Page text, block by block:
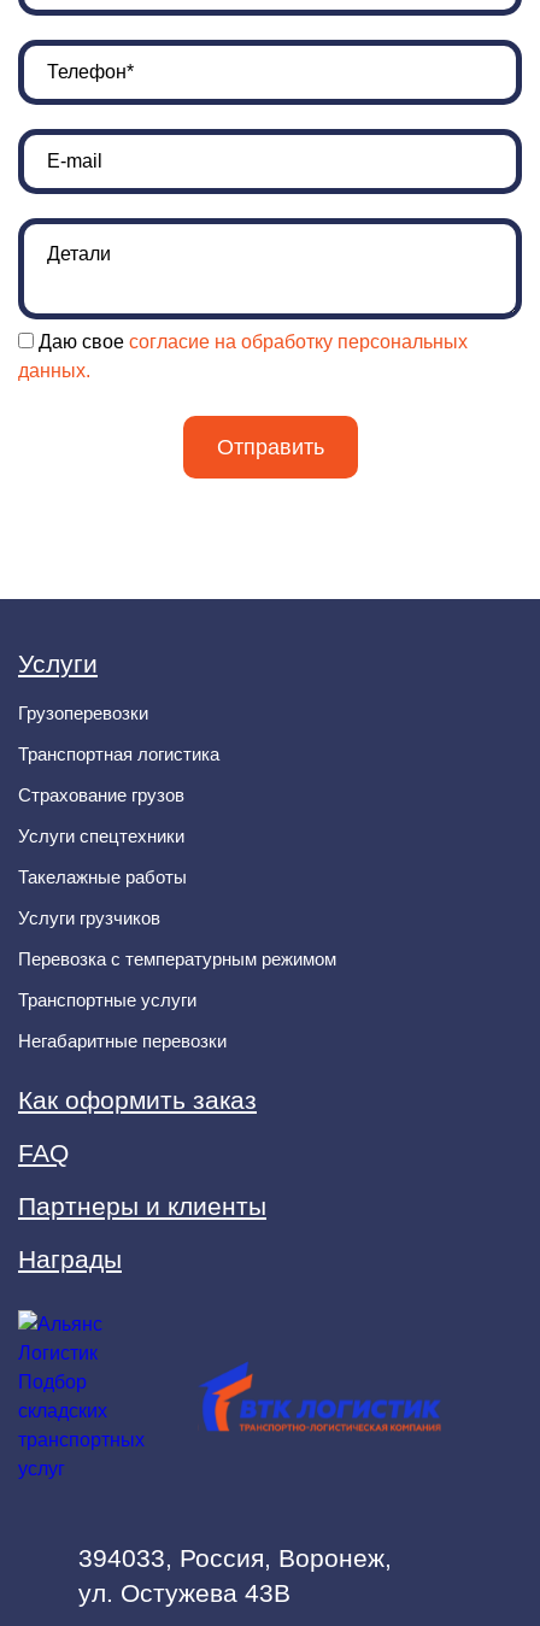
Даю свое согласие на обработку персональных
данных.
Отправить
Услуги
Грузоперевозки
Транспортная логистика
Страхование грузов
Услуги спецтехники
Такелажные работы
Услуги грузчиков
Перевозка с температурным режимом
Транспортные услуги
Негабаритные перевозки
Как оформить заказ
FAQ
Партнеры и клиенты
Награды
394033, Россия, Воронеж,
ул. Остужева 43В